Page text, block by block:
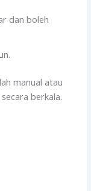
dan boleh
manual atau
berkala.